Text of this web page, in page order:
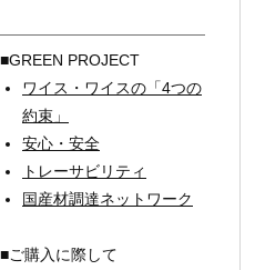
■GREEN PROJECT
ワイス・ワイスの「4つの
約束」
安心・安全
トレーサビリティ
国産材調達ネットワーク
■ご購入に際して